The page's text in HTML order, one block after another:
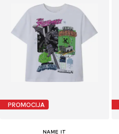
PROMOCIJA
NAME IT